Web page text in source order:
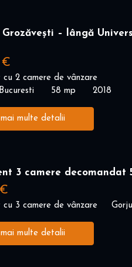
Grozăvești – lângă
€
2 camere de vânzare
58 mp 2018
mai multe detalii
3 camere decomandat
3 camere de vânzare
mai multe detalii